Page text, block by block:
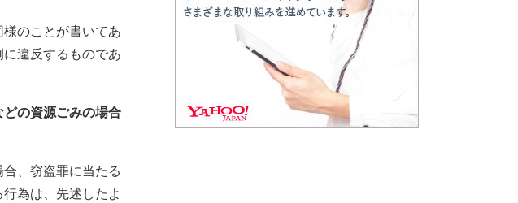
のことが書いてあ
違反するものであ
の資源ごみの場合
、窃盗罪に当たる
為は、先述したよ